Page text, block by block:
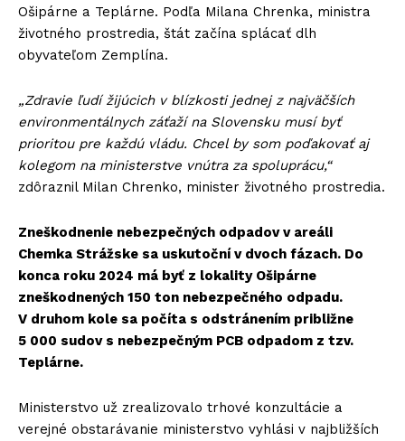
Ošipárne a Teplárne. Podľa Milana Chrenka, ministra
životného prostredia, štát začína splácať dlh
obyvateľom Zemplína.
„Zdravie ľudí žijúcich v blízkosti jednej z najväčších
environmentálnych záťaží na Slovensku musí byť
prioritou pre každú vládu. Chcel by som poďakovať aj
kolegom na ministerstve vnútra za spoluprácu,“
zdôraznil Milan Chrenko, minister životného prostredia.
Zneškodnenie nebezpečných odpadov v areáli
Chemka Strážske sa uskutoční v dvoch fázach. Do
konca roku 2024 má byť z lokality Ošipárne
zneškodnených 150 ton nebezpečného odpadu.
V druhom kole sa počíta s odstránením približne
5 000 sudov s nebezpečným PCB odpadom z tzv.
Teplárne.
Ministerstvo už zrealizovalo trhové konzultácie a
verejné obstarávanie ministerstvo vyhlási v najbližších